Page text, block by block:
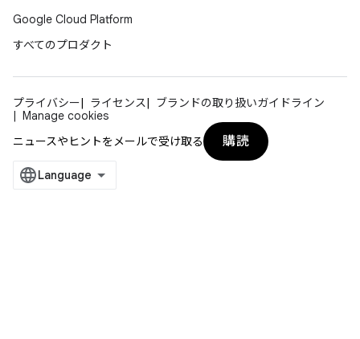
Google Cloud Platform
すべてのプロダクト
プライバシー ライセンス
ブランドの取り扱いガイドライン
Manage cookies
ニュースやヒントをメールで受け取る
購読